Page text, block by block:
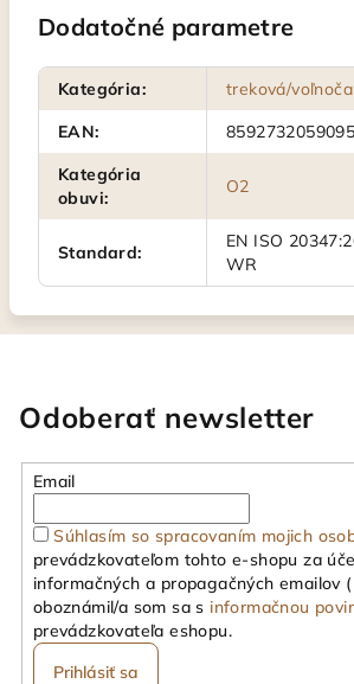
Dodatočné parametre
Kategória:
treková/
EAN:
8592732059095
Kategória
obuvi:
O2
Standard:
EN ISO
WR
Odoberať newsletter
Email
Súhlasím so spracovaním mojich
prevádzkovateľom tohto e-shopu za
informačných a propagačných emailov
oboznámil/a som sa s informačnou
prevádzkovateľa eshopu.
Prihlásiť sa